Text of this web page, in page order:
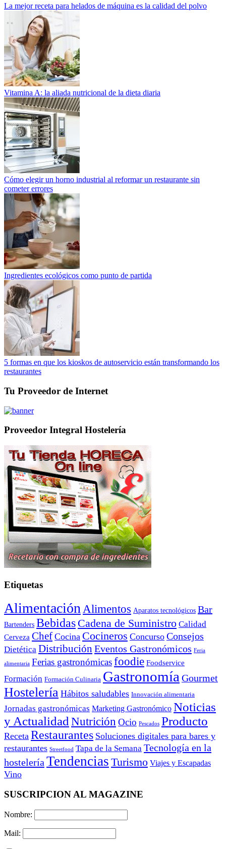
La mejor receta para helados de máquina es la calidad del polvo
Vitamina A: la aliada nutricional de la dieta diaria
Cómo elegir un horno industrial al reformar un restaurante sin
cometer errores
Ingredientes ecológicos como punto de partida
5 formas en que los kioskos de autoservicio están transformando los
restaurantes
Tu Proveedor de Internet
Proveedor Integral Hostelería
Etiquetas
Alimentación Alimentos Aparatos tecnológicos Bar
Bartenders Bebidas Cadena de Suministro Calidad
Cerveza Chef Cocina Cocineros Concurso Consejos
Dietética Distribución Eventos Gastronómicos Feria
alimentaria Ferias gastronómicasfoodie Foodservice
Formación Formación Culinaria Gastronomía Gourmet
Hostelería Hábitos saludables Innovación alimentaria
Jornadas gastronómicas Marketing Gastronómico Noticias
y Actualidad Nutrición Ocio Pescados Producto
Receta Restaurantes Soluciones digitales para bares y
restaurantes Streetfood Tapa de la Semana Tecnología en la
hostelería Tendencias Turismo Viajes y Escapadas
Vino
SUSCRIPCION AL MAGAZINE
Nombre:
Mail: